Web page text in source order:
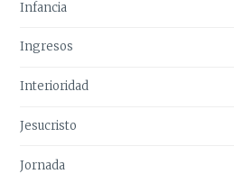
Infancia
Ingresos
Interioridad
Jesucristo
Jornada